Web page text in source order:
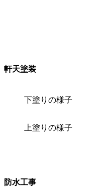
軒天塗装
下塗りの様子
上塗りの様子
防水工事